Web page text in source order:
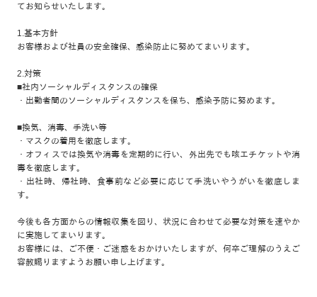
てお知らせいたします。
1.基本方針
お客様および社員の安全確保、感染防止に努めてまいります。
2.対策
■社内ソーシャルディスタンスの確保
・出勤者間のソーシャルディスタンスを保ち、感染予防に努めます。
■換気、消毒、手洗い等
・マスクの着用を徹底します。
・オフィスでは換気や消毒を定期的に行い、外出先でも咳エチケットや消
毒を徹底します。
・出社時、帰社時、食事前など必要に応じて手洗いやうがいを徹底しま
す。
今後も各方面からの情報収集を図り、状況に合わせて必要な対策を速やか
に実施してまいります。
お客様には、ご不便・ご迷惑をおかけいたしますが、何卒ご理解のうえご
容赦賜りますようお願い申し上げます。